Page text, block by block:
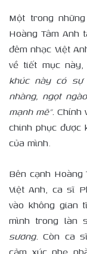
Một trong
Hoàng Tâm Anh
đêm nhạc Việt
về tiết mục
khúc này có
nhàng, ngọt
mạnh mẽ”.Chính
chinh phục được
của mình.
Bên cạnh
Việt Anh, ca sĩ
vào không gian
mình trong làn
sương. Còn ca